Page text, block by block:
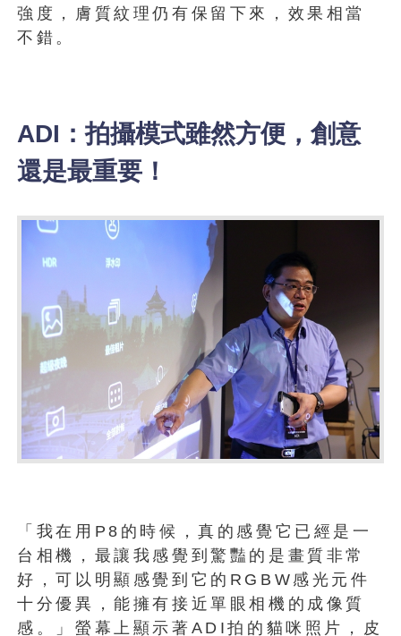
強度，膚質紋理仍有保留下來，效果相當
不錯。
ADI：拍攝模式雖然方便，創意
還是最重要！
「我在用P8的時候，真的感覺它已經是一
台相機，最讓我感覺到驚豔的是畫質非常
好，可以明顯感覺到它的RGBW感光元件
十分優異，能擁有接近單眼相機的成像質
感。」螢幕上顯示著ADI拍的貓咪照片，皮